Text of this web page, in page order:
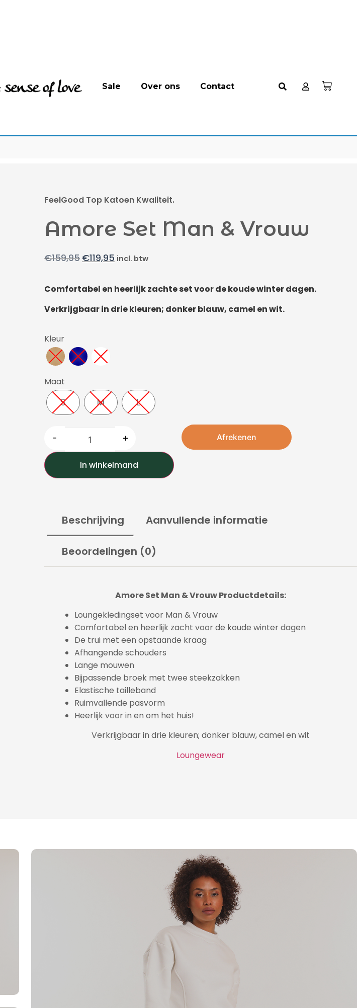
Sale Over ons Contact
FeelGood Top Katoen Kwaliteit.
Amore Set Man & Vrouw
€159,95 €119,95 incl. btw
Comfortabel en heerlijk zachte set voor de koude winter dagen.
Verkrijgbaar in drie kleuren; donker blauw, camel en wit.
Kleur
Maat
S M L
- +
In winkelmand
Afrekenen
Beschrijving Aanvullende informatie
Beoordelingen (0)
Amore Set Man & Vrouw Productdetails:
Loungekledingset voor Man & Vrouw
Comfortabel en heerlijk zacht voor de koude winter dagen
De trui met een opstaande kraag
Afhangende schouders
Lange mouwen
Bijpassende broek met twee steekzakken
Elastische tailleband
Ruimvallende pasvorm
Heerlijk voor in en om het huis!
Verkrijgbaar in drie kleuren; donker blauw, camel en wit
Loungewear